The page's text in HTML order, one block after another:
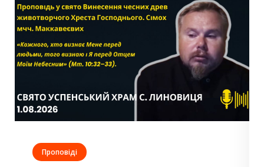
Проповіді